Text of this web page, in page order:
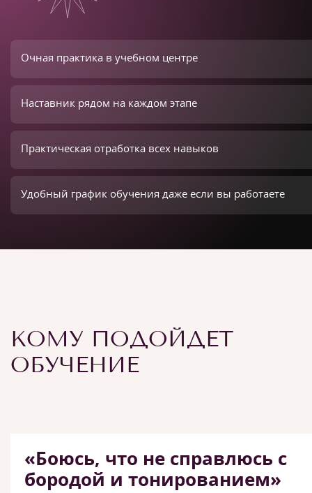
Очная практика в учебном центре
Наставник рядом на каждом этапе
Практическая отработка всех навыков
Удобный график обучения даже если вы работаете
КОМУ ПОДОЙДЕТ
ОБУЧЕНИЕ
«Боюсь, что не справлюсь с
бородой и тонированием»